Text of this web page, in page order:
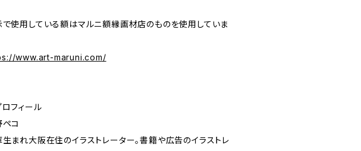
で使用している額はマルニ額縁画材店のものを使用していま
www.art-maruni.com/
フィール
コ
まれ大阪在住のイラストレーター。書籍や広告のイラストレ